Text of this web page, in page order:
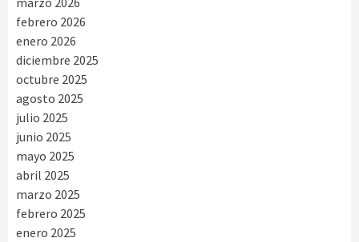
febrero 2026
enero 2026
diciembre 2025
octubre 2025
agosto 2025
julio 2025
junio 2025
mayo 2025
abril 2025
marzo 2025
febrero 2025
enero 2025